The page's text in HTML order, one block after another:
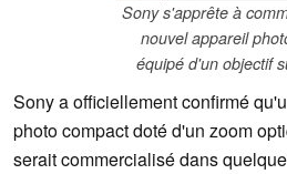
Sony s'apprête à
nouvel appareil
équipé d'un objectif
Sony a officiellement confirmé
photo compact doté d'un zoom
serait commercialisé dans